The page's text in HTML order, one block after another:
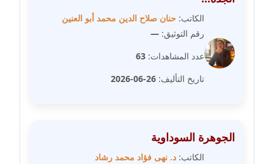
عاملة
مدونة رشا ماهر
عاملة
مدونة رشيد سبابو
مدونة رفعت عراقي
عاملة
الكاتب: حنان صلاح الدين محمد أبو العنين
رقم التوثيق: —
عدد المشاهدات: 63
تاريخ التأليف: 26-06-2026
الجوهرة السوداوية
الكاتب: د. نهى فؤاد محمد رشاد